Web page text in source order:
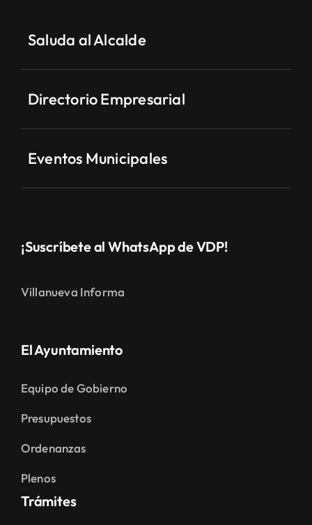
Saluda al Alcalde
Directorio Empresarial
Eventos Municipales
¡Suscríbete al WhatsApp de VDP!
Villanueva Informa
El Ayuntamiento
Equipo de Gobierno
Presupuestos
Ordenanzas
Plenos
Trámites